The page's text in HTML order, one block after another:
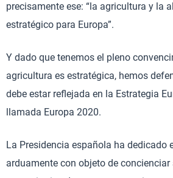
precisamente ese: “la agricultura y la
estratégico para Europa”.
Y dado que tenemos el pleno
agricultura es estratégica, hemos
debe estar reflejada en la Estrategia
llamada Europa 2020.
La Presidencia española ha dedicado
arduamente con objeto de